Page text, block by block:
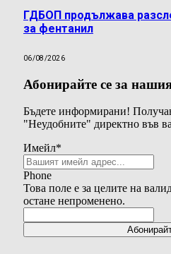
ГДБОП продължава
за фентанил
06/08/2026
Абонирайте се за
Бъдете информирани!
"Неудобните" директно във
Имейл*
Phone
Това поле е за целите на
остане непроменено.